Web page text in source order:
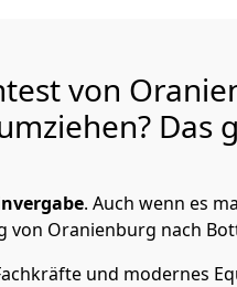
von
Das
. Auch wenn es
von Oranienburg nach
und modernes